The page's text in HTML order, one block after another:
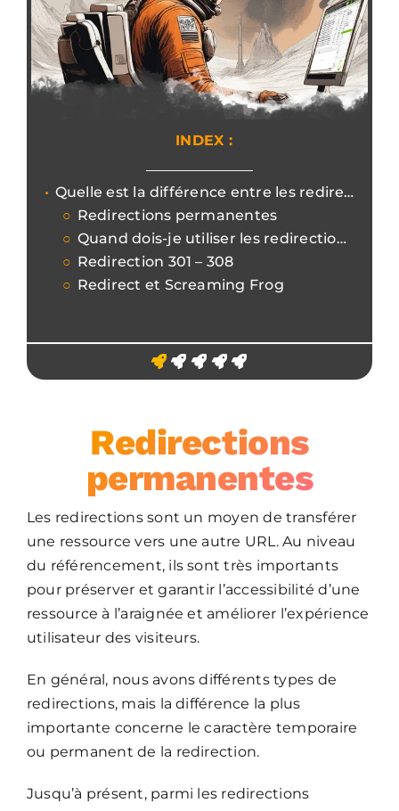
INDEX :
Quelle est la différence entre les redirections 301 et 308 ?
Redirections permanentes
Quand dois-je utiliser les redirections ?
Redirection 301 – 308
Redirect et Screaming Frog
Redirections
permanentes
Les redirections sont un moyen de transférer
une ressource vers une autre URL. Au niveau
du référencement, ils sont très importants
pour préserver et garantir l’accessibilité d’une
ressource à l’araignée et améliorer l’expérience
utilisateur des visiteurs.
En général, nous avons différents types de
redirections, mais la différence la plus
importante concerne le caractère temporaire
ou permanent de la redirection.
Jusqu’à présent, parmi les redirections